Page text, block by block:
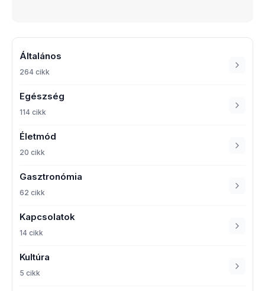
Általános
264 cikk
Egészség
114 cikk
Életmód
20 cikk
Gasztronómia
62 cikk
Kapcsolatok
14 cikk
Kultúra
5 cikk